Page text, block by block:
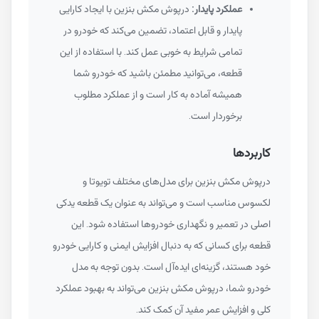
عملکرد پایدار:درپوش مکش بنزین با ایجاد کارایی
پایدار و قابل اعتماد، تضمین می‌کند که خودرو در
تمامی شرایط به خوبی عمل کند. با استفاده از این
قطعه، می‌توانید مطمئن باشید که خودرو شما
همیشه آماده به کار است و از عملکرد مطلوب
برخوردار است.
کاربردها
درپوش مکش بنزین برای مدل‌های مختلف تویوتا و
لکسوس مناسب است و می‌تواند به عنوان یک قطعه یدکی
اصلی در تعمیر و نگهداری خودروها استفاده شود. این
قطعه برای کسانی که به دنبال افزایش ایمنی و کارایی خودرو
خود هستند، گزینه‌ای ایده‌آل است. بدون توجه به مدل
خودرو شما، درپوش مکش بنزین می‌تواند به بهبود عملکرد
کلی و افزایش عمر مفید آن کمک کند.